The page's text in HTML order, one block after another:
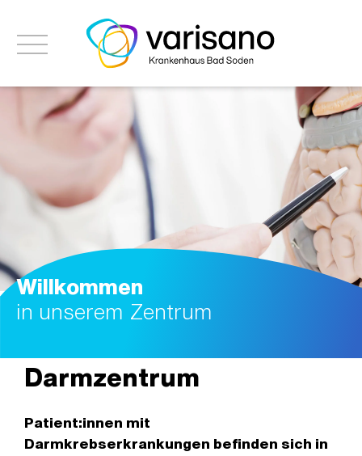
Willkommen
in unserem Zentrum
Darmzentrum
Patient:innen mit
Darmkrebserkrankungen befinden sich in